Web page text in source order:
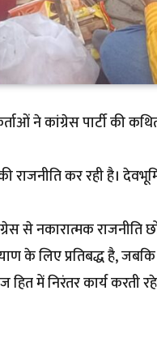
ने कांग्रेस पार्टी की
राजनीति कर रही है।
से नकारात्मक राजनीति
के लिए प्रतिबद्ध है,
में निरंतर कार्य करती